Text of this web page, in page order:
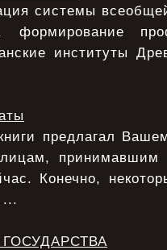
системы
формирование
институты
предлагал
Конечно,
...